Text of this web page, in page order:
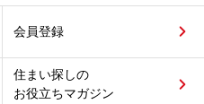
会員登録
住まい探しの
お役立ちマガジン